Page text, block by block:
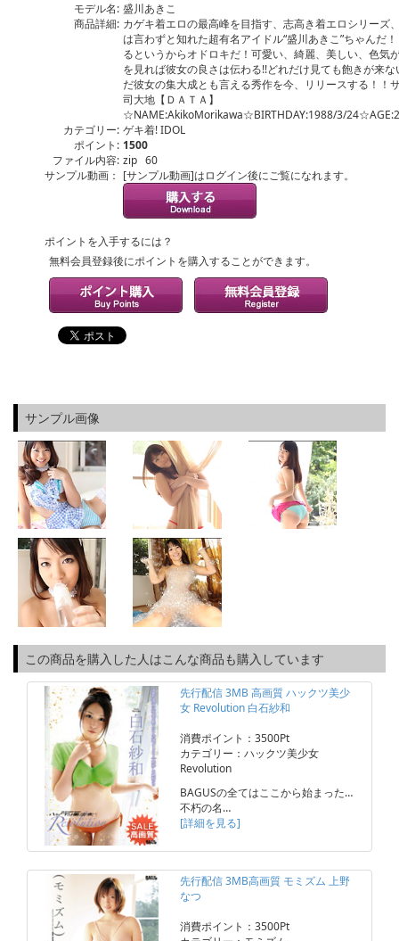
モデル名: 盛川あきこ
商品詳細: カゲキ着エロの最高峰を目指す、志高き着エロシリーズ
は言わずと知れた超有名アイドル“盛川あきこ”ちゃんだ
るというからオドロキだ！可愛い、綺麗、美しい、色
を見れば彼女の良さは伝わる!!どれだけ見ても飽きが来
だ彼女の集大成とも言える秀作を今、リリースする！！
司大地【ＤＡＴＡ】
☆NAME:AkikoMorikawa☆BIRTHDAY:1988/3/
カテゴリー: ゲキ着! IDOL
ポイント: 1500
ファイル内容: zip 60
サンプル動画： [サンプル動画]はログイン後にご覧になれます。
ポイントを入手するには？
無料会員登録後にポイントを購入することができます。
サンプル画像
この商品を購入した人はこんな商品も購入しています
先行配信 3MB 高画質 ハックツ美少
女 Revolution 白石紗和
消費ポイント：3500Pt
カテゴリー：ハックツ美少女
Revolution
BAGUSの全てはここから始まった…
不朽の名…
[詳細を見る]
先行配信 3MB高画質 モミズム 上野
なつ
消費ポイント：3500Pt